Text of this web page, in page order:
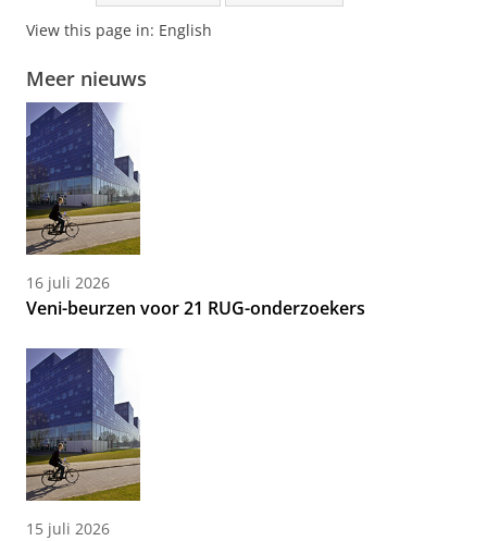
View this page in: English
Meer nieuws
16 juli 2026
Veni-beurzen voor 21 RUG-onderzoekers
15 juli 2026